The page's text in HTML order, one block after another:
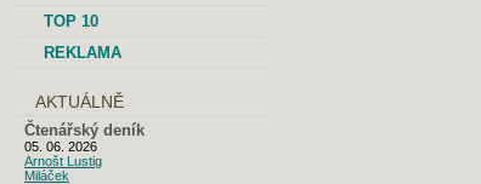
TOP 10
REKLAMA
AKTUÁLNĚ
Čtenářský deník
05. 06. 2026
Arnošt Lustig
Miláček